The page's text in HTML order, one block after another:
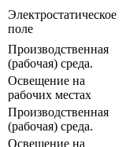
Электростатическое
поле
Производственная
(рабочая) среда.
Освещение на
рабочих местах
Производственная
(рабочая) среда.
Освещение на